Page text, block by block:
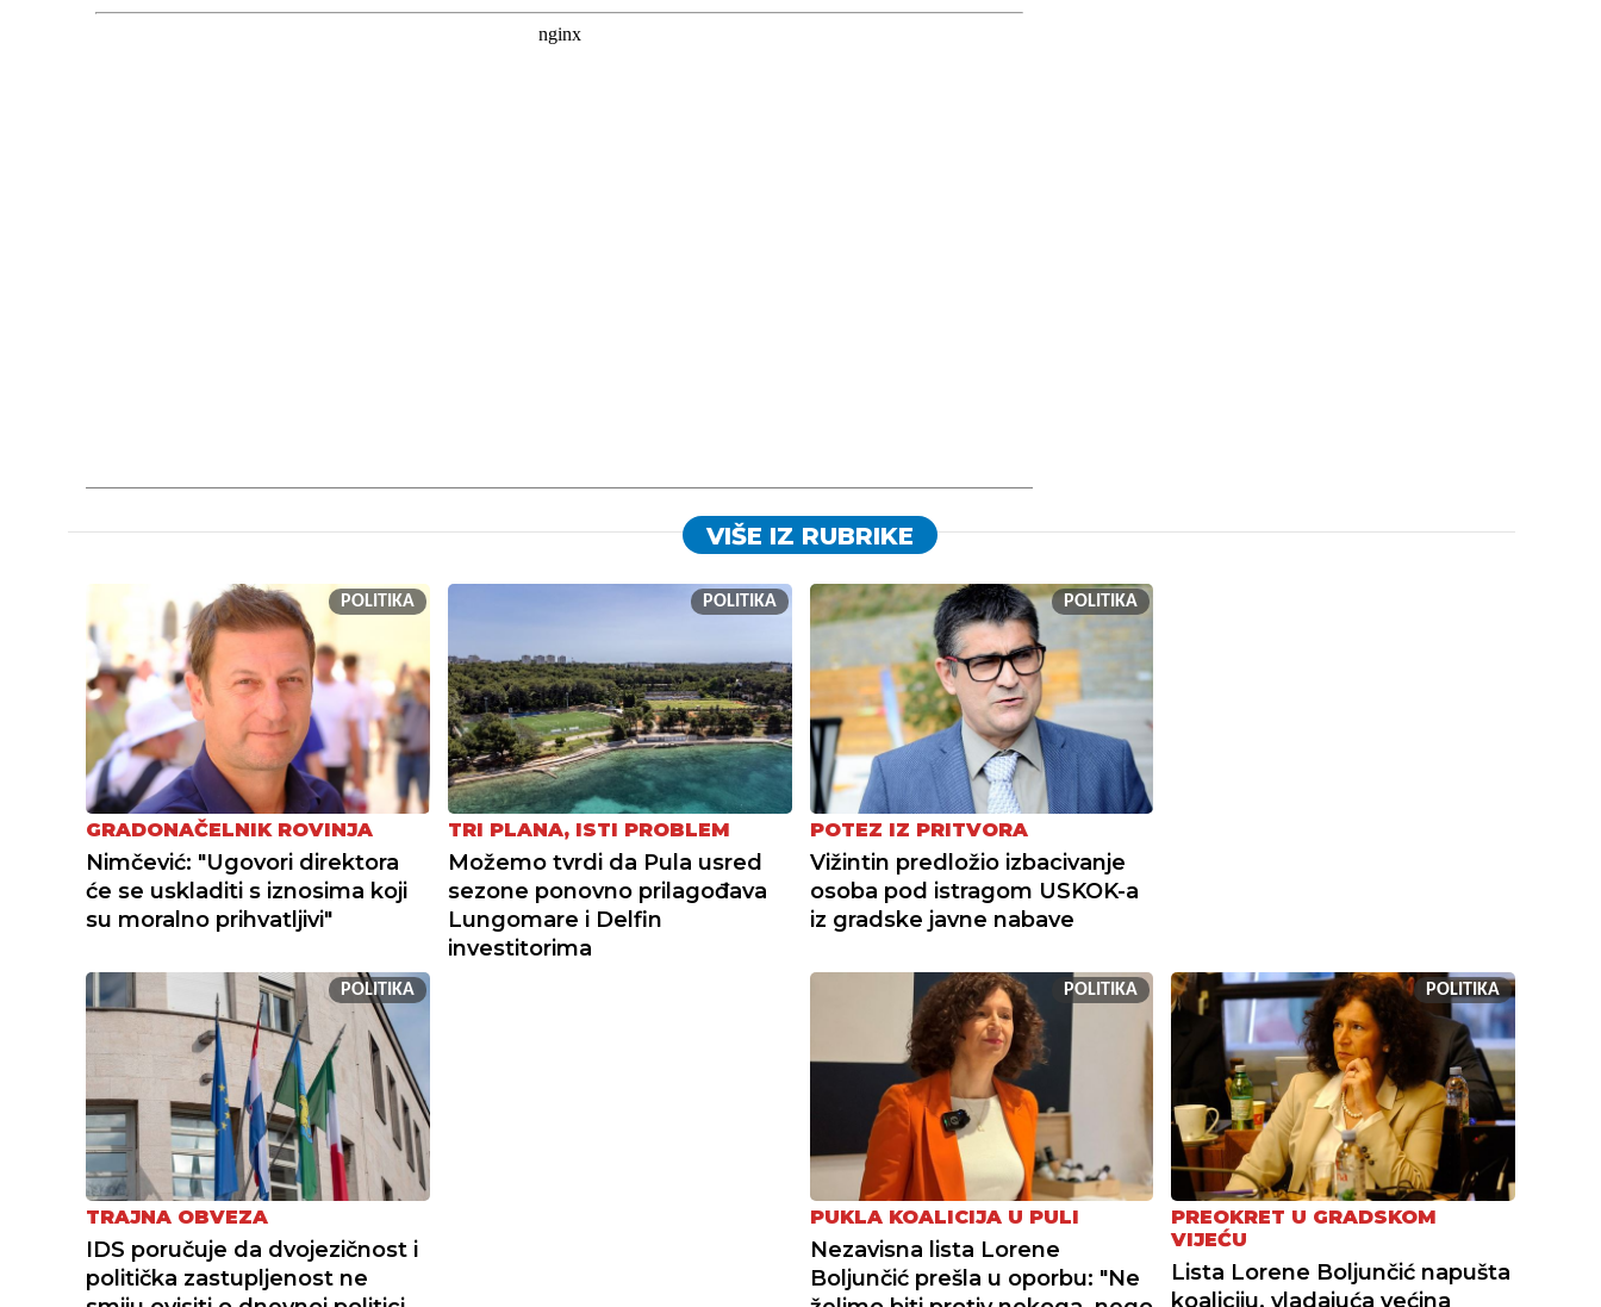
VIŠE IZ RUBRIKE
POLITIKA
GRADONAČELNIK ROVINJA
Nimčević: "Ugovori direktora
će se uskladiti s iznosima koji
su moralno prihvatljivi"
POLITIKA
TRI PLANA, ISTI PROBLEM
Možemo tvrdi da Pula usred
sezone ponovno prilagođava
Lungomare i Delfin
investitorima
POLITIKA
POTEZ IZ PRITVORA
Vižintin predložio izbacivanje
osoba pod istragom USKOK-a
iz gradske javne nabave
POLITIKA
TRAJNA OBVEZA
IDS poručuje da dvojezičnost i
politička zastupljenost ne
POLITIKA
PUKLA KOALICIJA U PULI
Nezavisna lista Lorene
Boljunčić prešla u oporbu: "Ne
POLITIKA
PREOKRET U GRADSKOM
VIJEĆU
Lista Lorene Boljunčić napušta
koaliciju, vladajuća većina